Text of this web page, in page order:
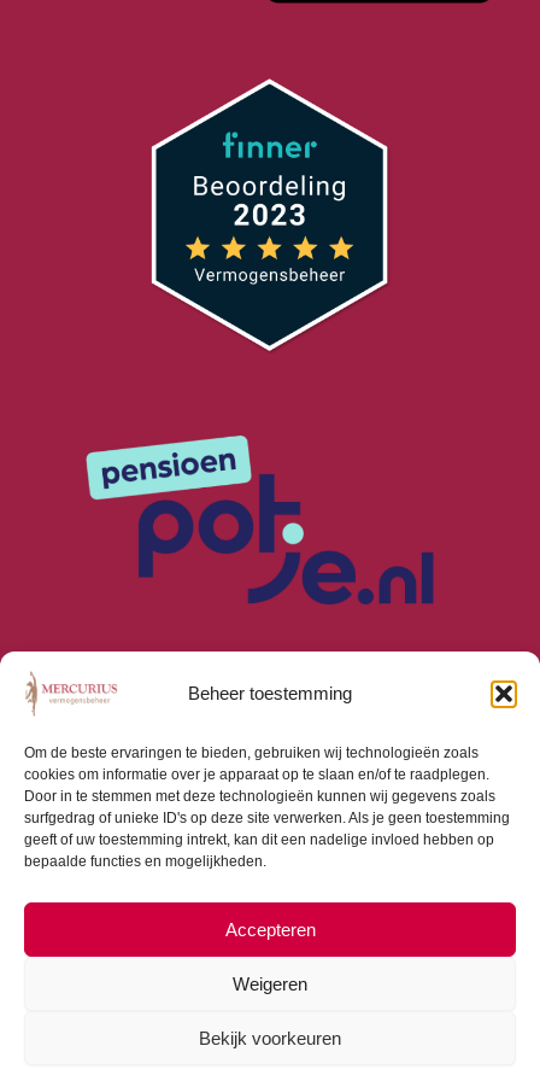
Beheer toestemming
Om de beste ervaringen te bieden, gebruiken wij technologieën zoals
cookies om informatie over je apparaat op te slaan en/of te raadplegen.
Door in te stemmen met deze technologieën kunnen wij gegevens zoals
surfgedrag of unieke ID's op deze site verwerken. Als je geen toestemming
geeft of uw toestemming intrekt, kan dit een nadelige invloed hebben op
bepaalde functies en mogelijkheden.
Accepteren
Weigeren
Bekijk voorkeuren
Algemene Voorwaarden
Privacyverklaring
Cookiebeleid (EU)
Consumentenbrief
Beleggingsbeleid
Copyright © 2026 Mercurius Vermogensbeheer |